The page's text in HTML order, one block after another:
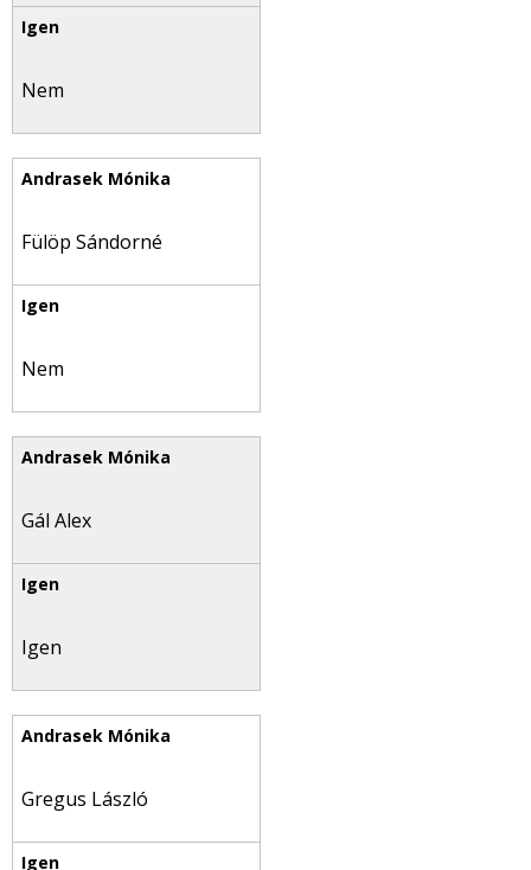
Nem
Fülöp Sándorné
Nem
Gál Alex
Igen
Gregus László